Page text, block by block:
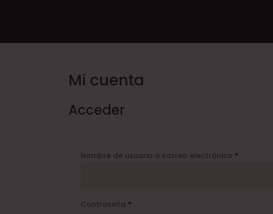
Mi cuenta
Acceder
Nombre de usuario o correo electrónico *
Contraseña *